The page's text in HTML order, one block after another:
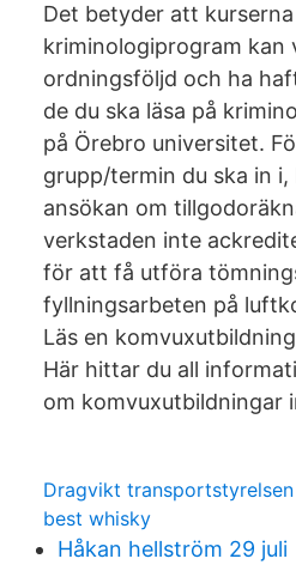
Det betyder att
kriminologiprogram kan
ordningsföljd och ha
de du ska läsa på
på Örebro universitet.
grupp/termin du ska in
ansökan om
verkstaden inte
för att få utföra
fyllningsarbeten på
Läs en
Här hittar du all
om komvuxutbildningar
Dragvikt transportstyrelsen
best whisky
Håkan hellström 29 juli